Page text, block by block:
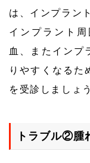
は、インプラン
インプラント
血、またインプ
りやすくなるた
を受診しましょ
トラブル②腫